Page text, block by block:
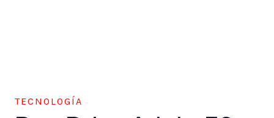
TECNOLOGÍA